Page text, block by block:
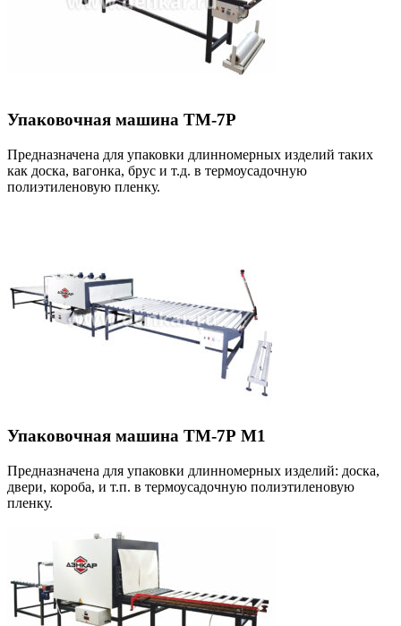
Упаковочная машина ТМ-7Р
Предназначена для упаковки длинномерных изделий таких
как доска, вагонка, брус и т.д. в термоусадочную
полиэтиленовую пленку.
Упаковочная машина ТМ-7Р М1
Предназначена для упаковки длинномерных изделий: доска,
двери, короба, и т.п. в термоусадочную полиэтиленовую
пленку.